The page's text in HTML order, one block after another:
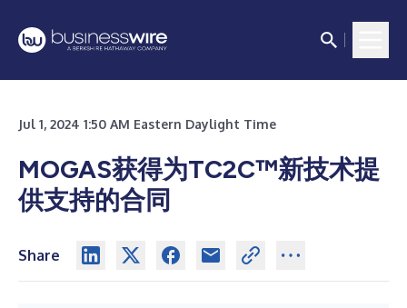
Jul 1, 2024 1:50 AM Eastern Daylight Time
MOGAS获得为TC2C™新技术提
供支持的合同
Share